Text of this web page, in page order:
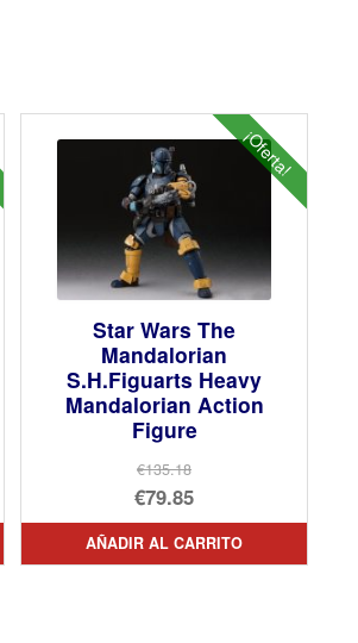
¡Oferta!
Star Wars The
Mandalorian
S.H.Figuarts Heavy
Mandalorian Action
Figure
€135.18
El
precio
original
€79.85
El
precio
AÑADIR AL CARRITO